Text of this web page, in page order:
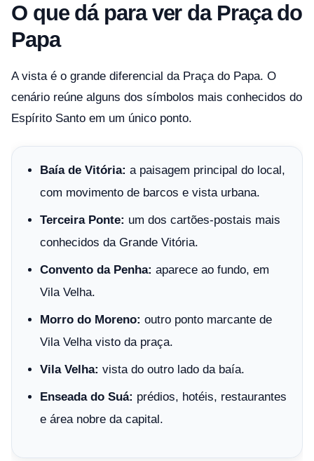
O que dá para ver da Praça do
Papa
A vista é o grande diferencial da Praça do Papa. O
cenário reúne alguns dos símbolos mais conhecidos do
Espírito Santo em um único ponto.
Baía de Vitória: a paisagem principal do local,
com movimento de barcos e vista urbana.
Terceira Ponte: um dos cartões-postais mais
conhecidos da Grande Vitória.
Convento da Penha: aparece ao fundo, em
Vila Velha.
Morro do Moreno: outro ponto marcante de
Vila Velha visto da praça.
Vila Velha: vista do outro lado da baía.
Enseada do Suá: prédios, hotéis, restaurantes
e área nobre da capital.